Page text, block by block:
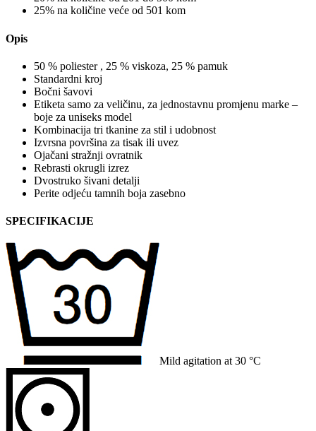
25% na količine veće od 501 kom
Opis
50 % poliester , 25 % viskoza, 25 % pamuk
Standardni kroj
Bočni šavovi
Etiketa samo za veličinu, za jednostavnu promjenu marke –
boje za uniseks model
Kombinacija tri tkanine za stil i udobnost
Izvrsna površina za tisak ili uvez
Ojačani stražnji ovratnik
Rebrasti okrugli izrez
Dvostruko šivani detalji
Perite odjeću tamnih boja zasebno
SPECIFIKACIJE
Mild agitation at 30 °C